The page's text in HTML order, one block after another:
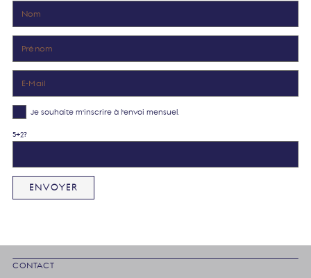
Je souhaite m'inscrire à l'envoi mensuel.
5+2?
CONTACT